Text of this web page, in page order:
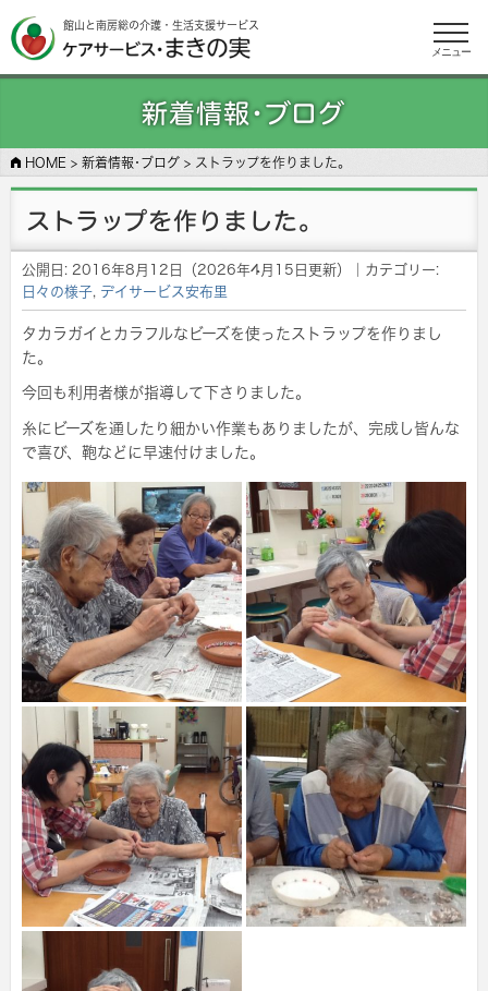
館山と南房総の介護・生活支援サービス
メニュー
新着情報･ブログ
HOME > 新着情報･ブログ > ストラップを作りました。
ストラップを作りました。
公開日: 2016年8月12日 （2026年4月15日更新）
｜カテゴリー:
日々の様子, デイサービス安布里
タカラガイとカラフルなビーズを使ったストラップを作りまし
た。
今回も利用者様が指導して下さりました。
糸にビーズを通したり細かい作業もありましたが、完成し皆んな
で喜び、鞄などに早速付けました。